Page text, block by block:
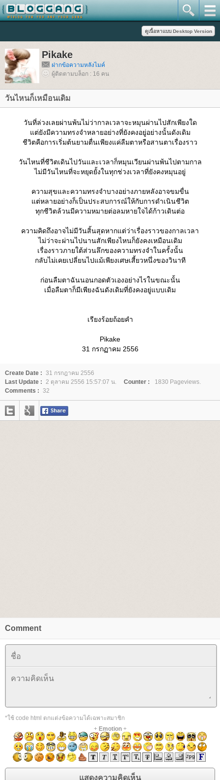
Pikake
ฝากข้อความหลังไมค์
ผู้ติดตามบล็อก : 16 คน
วันไหนก็เหมือนเดิม
วันที่ล่วงเลยผ่านพ้นไม่ว่ากาลเวลาจะหมุนผ่านไปสักเพียงใด
ต่ยังมีความทรงจำหลายอย่างที่ยังคงอยู่อย่างนั้นดังเดิม
ชีวิตคือการเริ่มต้นยามตื่นเพียงแค่ลืมตาหรือสานตาเรื่องราว
วันไหนที่ชีวิตเดินไปวันและเวลาก็หมุนเวียนผ่านพ้นไปตามกาล
ไม่มีวันไหนที่จะหยุดยั้งในทุกช่วงเวลาที่ยังคงหมุนอยู่
ความสุขและความทรงจำบางอย่างภายหลังอาจขมขื่น
ต่หลายอย่างก็เป็นประสบการณ์ให้กับการดำเนินชีวิต
ทุกชีวิตล้วนมีความหมายต่อลมหายใจได้ก้าวเดินต่อ
ความคิดถึงอาจไม่มีวันสิ้นสุดหากแต่ว่าเรื่องราวของกาลเวลา
ไม่ว่าจะผ่านไปนานสักเพียงไหนก็ยังคงเหมือนเดิม
เรื่องราวภายใต้ส่วนลึกของความทรงจำในครั้งนั้น
กลับไม่เคยเปลี่ยนไปแม้เพียงเศษเสี้ยวหนึ่งของวินาที
ก่อนลืมตาฉันนอนกอดตัวเองอย่างไรในขณะนั้น
เมื่อลืมตาก็มีเพียงฉันดังเดิมที่ยังคงอยู่แบบเดิม
เรียงร้อยถ้อยคำ
Pikake
31 กรกฏาคม 2556
Create Date : 31 กรกฎาคม 2556
Last Update : 2 ตุลาคม 2556 15:57:07 น. Counter :
1830 Pageviews.
Comments : 32
Comment
*ใช้ code html ตกแต่งข้อความได้เฉพาะสมาชิก
+ Emotion+